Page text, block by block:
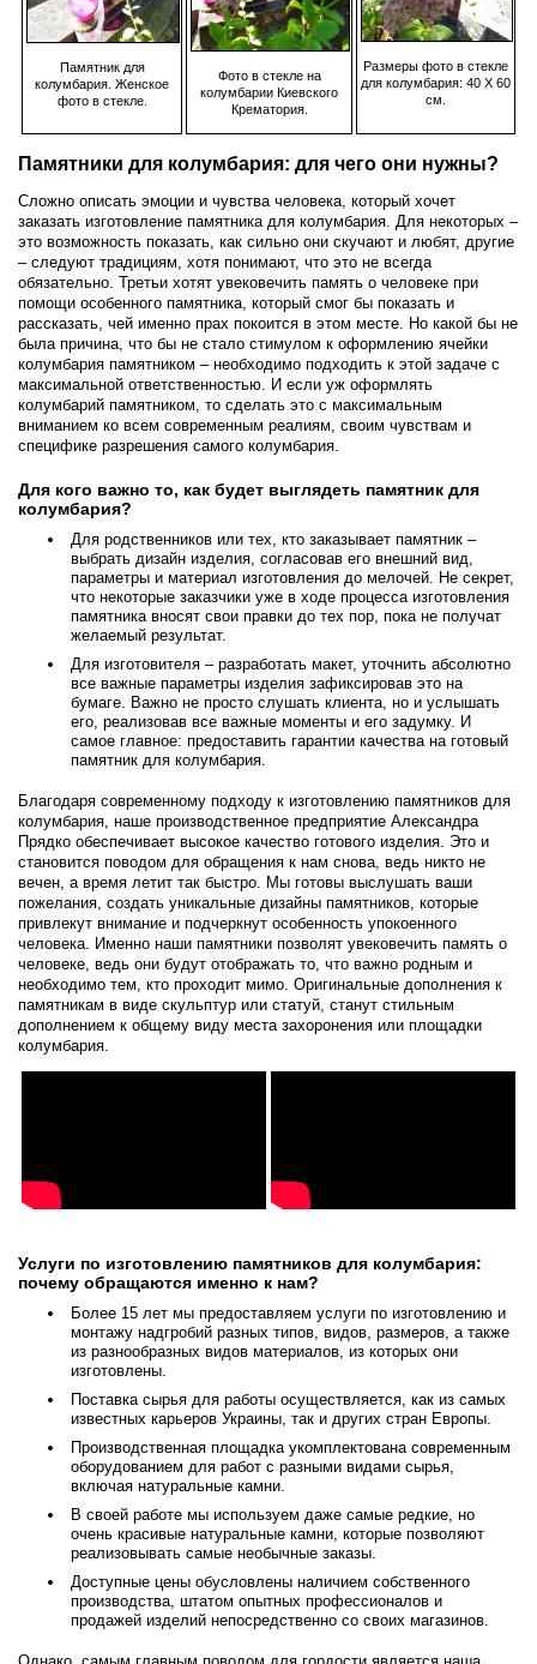
Памятник для
колумбария. Женское
фото в стекле.
Фото в стекле на
колумбарии Киевского
Крематория.
Размеры фото в стекле
для колумбария: 40 Х 60
см.
Памятники для колумбария: для чего они нужны?
Сложно описать эмоции и чувства человека, который хочет
заказать изготовление памятника для колумбария. Для некоторых –
это возможность показать, как сильно они скучают и любят, другие
– следуют традициям, хотя понимают, что это не всегда
обязательно. Третьи хотят увековечить память о человеке при
помощи особенного памятника, который смог бы показать и
рассказать, чей именно прах покоится в этом месте. Но какой бы не
была причина, что бы не стало стимулом к оформлению ячейки
колумбария памятником – необходимо подходить к этой задаче с
максимальной ответственностью. И если уж оформлять
колумбарий памятником, то сделать это с максимальным
вниманием ко всем современным реалиям, своим чувствам и
специфике разрешения самого колумбария.
Для кого важно то, как будет выглядеть памятник для
колумбария?
Для родственников или тех, кто заказывает памятник –
выбрать дизайн изделия, согласовав его внешний вид,
параметры и материал изготовления до мелочей. Не секрет,
что некоторые заказчики уже в ходе процесса изготовления
памятника вносят свои правки до тех пор, пока не получат
желаемый результат.
Для изготовителя – разработать макет, уточнить абсолютно
все важные параметры изделия зафиксировав это на
бумаге. Важно не просто слушать клиента, но и услышать
его, реализовав все важные моменты и его задумку. И
самое главное: предоставить гарантии качества на готовый
памятник для колумбария.
Благодаря современному подходу к изготовлению памятников для
колумбария, наше производственное предприятие Александра
Прядко обеспечивает высокое качество готового изделия. Это и
становится поводом для обращения к нам снова, ведь никто не
вечен, а время летит так быстро. Мы готовы выслушать ваши
пожелания, создать уникальные дизайны памятников, которые
привлекут внимание и подчеркнут особенность упокоенного
человека. Именно наши памятники позволят увековечить память о
человеке, ведь они будут отображать то, что важно родным и
необходимо тем, кто проходит мимо. Оригинальные дополнения к
памятникам в виде скульптур или статуй, станут стильным
дополнением к общему виду места захоронения или площадки
колумбария.
Услуги по изготовлению памятников для колумбария:
почему обращаются именно к нам?
Более 15 лет мы предоставляем услуги по изготовлению и
монтажу надгробий разных типов, видов, размеров, а также
из разнообразных видов материалов, из которых они
изготовлены.
Поставка сырья для работы осуществляется, как из самых
известных карьеров Украины, так и других стран Европы.
Производственная площадка укомплектована современным
оборудованием для работ с разными видами сырья,
включая натуральные камни.
В своей работе мы используем даже самые редкие, но
очень красивые натуральные камни, которые позволяют
реализовывать самые необычные заказы.
Доступные цены обусловлены наличием собственного
производства, штатом опытных профессионалов и
продажей изделий непосредственно со своих магазинов.